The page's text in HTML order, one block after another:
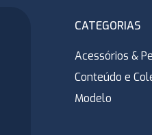
CATEGORIAS
Acessórios &
Conteúdo e
Modelo